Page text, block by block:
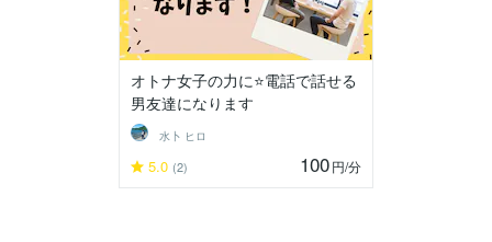
オトナ女子の力に⭐電話で話せる
男友達になります
水卜 ヒロ
5.0 (2) 100円/分